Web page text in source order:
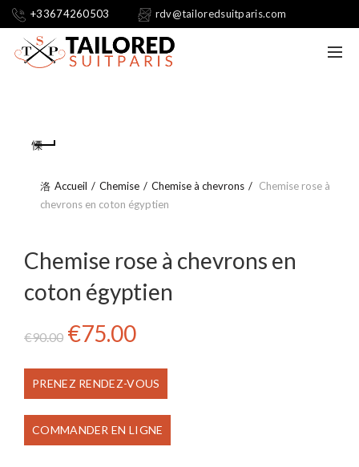
+33674260503 rdv@tailoredsuitparis.com
Accueil Chemise Chemise à chevrons
Chemise rose à
chevrons en coton égyptien
Chemise rose à chevrons en
coton égyptien
€90.00 Le
prix
initial
était :
€75.00Le
prix
actuel
est :
PRENEZ RENDEZ-VOUS
COMMANDER EN LIGNE